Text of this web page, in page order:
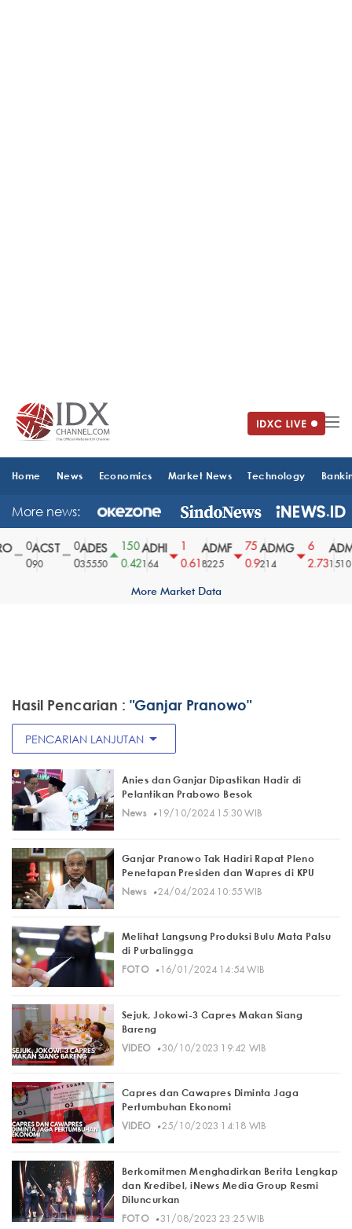
Home News Economics Market News Technology
More news:
ACST
90
ADES
35550
150
0.42
ADHI
164
0.61
ADMF
8225
75
0.9
ADMG
214
2.73
ADMR
1510
More Market Data
Hasil Pencarian : "Ganjar Pranowo"
PENCARIAN LANJUTAN arrow_drop_down
Anies dan Ganjar Dipastikan Hadir di
Pelantikan Prabowo Besok
News· 19/10/2024 15:30 WIB
Ganjar Pranowo Tak Hadiri Rapat Pleno
Penetapan Presiden dan Wapres di KPU
News· 24/04/2024 10:55 WIB
Melihat Langsung Produksi Bulu Mata Palsu
di Purbalingga
FOTO· 16/01/2024 14:54 WIB
Sejuk, Jokowi-3 Capres Makan Siang
Bareng
VIDEO· 30/10/2023 19:42 WIB
Capres dan Cawapres Diminta Jaga
Pertumbuhan Ekonomi
VIDEO· 25/10/2023 14:18 WIB
Berkomitmen Menghadirkan Berita Lengkap
dan Kredibel, iNews Media Group Resmi
Diluncurkan
FOTO· 31/08/2023 23:25 WIB